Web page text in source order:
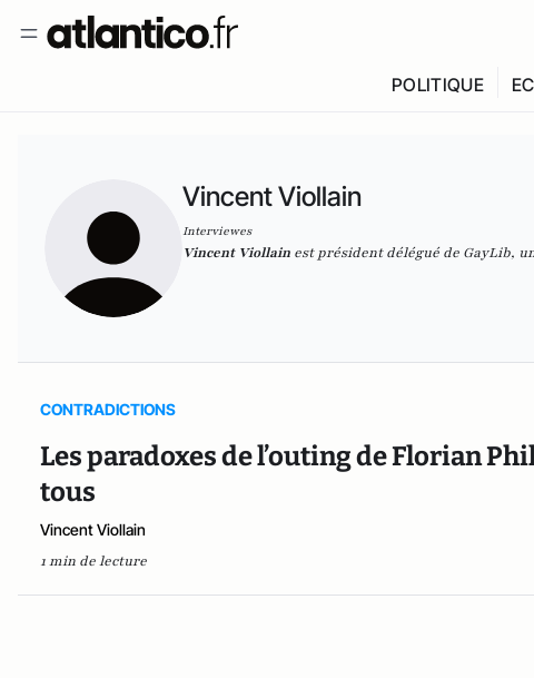
POLITIQUE
Vincent Viollain
Interviewes
Vincent Viollain est président délégué de GayLib,
CONTRADICTIONS
Les paradoxes de l’outing de Florian
tous
Vincent Viollain
1 min de lecture